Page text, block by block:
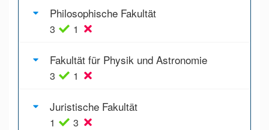
Philosophische Fakultät
3 1
Fakultät für Physik und Astronomie
3 1
Juristische Fakultät
1 3